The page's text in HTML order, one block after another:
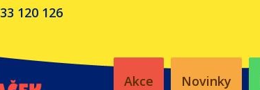
120 126
Akce Novinky